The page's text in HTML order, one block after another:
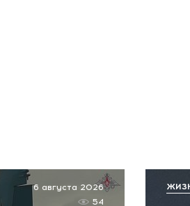
6 августа 2026
54